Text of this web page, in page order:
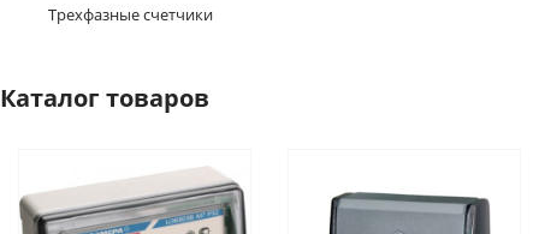
Трехфазные счетчики
Каталог товаров